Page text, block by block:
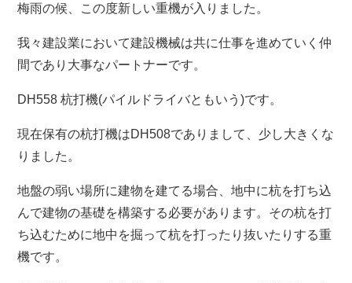
梅雨の候、この度新しい重機が入りました。
我々建設業において建設機械は共に仕事を進めていく仲
間であり大事なパートナーです。
DH558 杭打機(パイルドライバともいう)です。
現在保有の杭打機はDH508でありまして、少し大きくな
りました。
地盤の弱い場所に建物を建てる場合、地中に杭を打ち込
んで建物の基礎を構築する必要があります。その杭を打
ち込むために地中を掘って杭を打ったり抜いたりする重
機です。